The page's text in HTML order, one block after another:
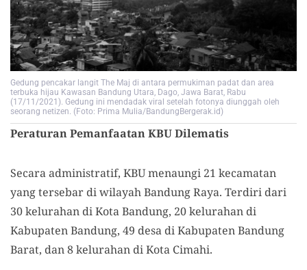
Gedung pencakar langit The Maj di antara permukiman padat dan area
terbuka hijau Kawasan Bandung Utara, Dago, Jawa Barat, Rabu
(17/11/2021). Gedung ini mendadak viral setelah fotonya diunggah oleh
seorang netizen. (Foto: Prima Mulia/BandungBergerak.id)
Peraturan Pemanfaatan KBU Dilematis
Secara administratif, KBU menaungi 21 kecamatan
yang tersebar di wilayah Bandung Raya. Terdiri dari
30 kelurahan di Kota Bandung, 20 kelurahan di
Kabupaten Bandung, 49 desa di Kabupaten Bandung
Barat, dan 8 kelurahan di Kota Cimahi.